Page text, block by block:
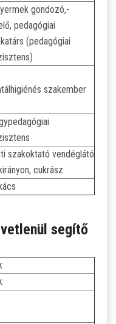
gondozó,-
pedagógiai
(pedagógiai
szakember
szakoktató vendéglátó
cukrász
segítő